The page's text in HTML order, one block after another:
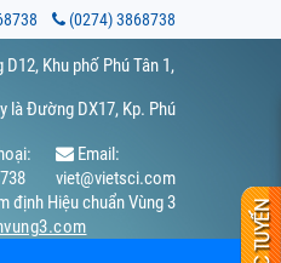
(0274) 3868738
Khu phố Phú Tân 1,
là Đường DX17, Kp. Phú
Email:
viet@vietsci.com
định Hiệu chuẩn Vùng 3